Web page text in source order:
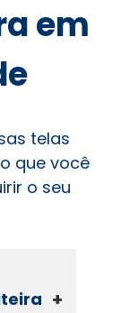
em
telas
que você
o seu
+